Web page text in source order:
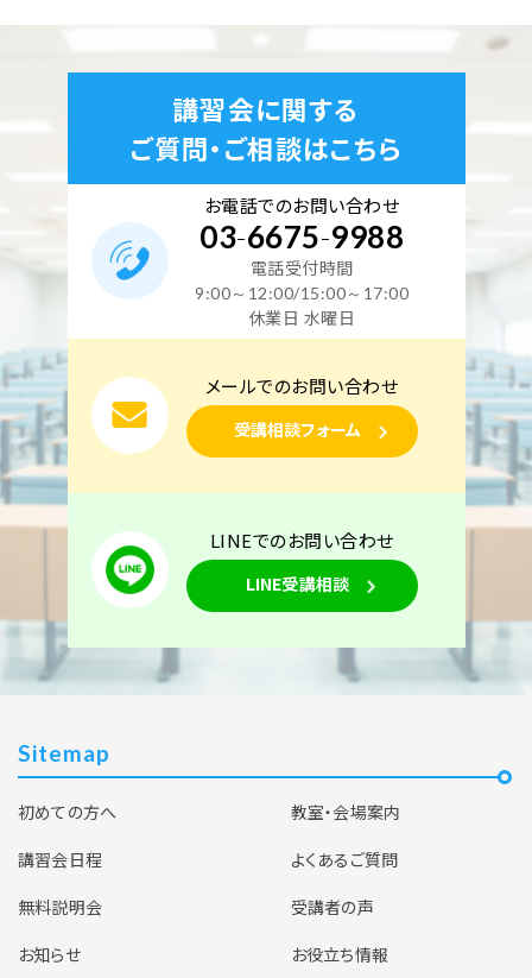
講習会に関する
ご質問・ご相談はこちら
お電話でのお問い合わせ
03-6675-9988
電話受付時間
9:00～12:00/15:00～17:00
休業日 水曜日
メールでのお問い合わせ
受講相談フォーム
LINEでのお問い合わせ
LINE受講相談
Sitemap
初めての方へ
教室・会場案内
講習会日程
よくあるご質問
無料説明会
受講者の声
お知らせ
お役立ち情報